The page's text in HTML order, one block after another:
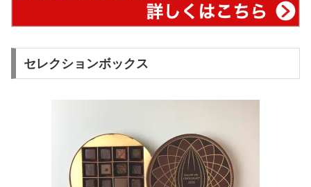
セレクションボックス